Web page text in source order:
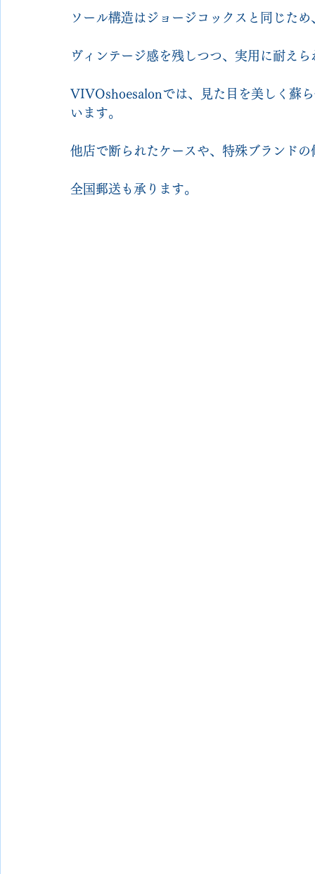
ソール構造はジョージコックスと同じた
ヴィンテージ感を残しつつ、実用に耐え
VIVOshoesalonでは、見た目を美しく蘇
います。
他店で断られたケースや、特殊ブランド
全国郵送も承ります。